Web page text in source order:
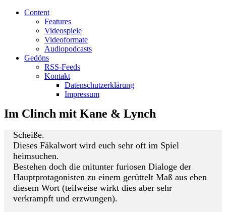
Content
Features
Videospiele
Videoformate
Audiopodcasts
Gedöns
RSS-Feeds
Kontakt
Datenschutzerklärung
Impressum
Im Clinch mit Kane & Lynch
Scheiße.
Dieses Fäkalwort wird euch sehr oft im Spiel
heimsuchen.
Bestehen doch die mitunter furiosen Dialoge der
Hauptprotagonisten zu einem gerüttelt Maß aus eben
diesem Wort (teilweise wirkt dies aber sehr
verkrampft und erzwungen).